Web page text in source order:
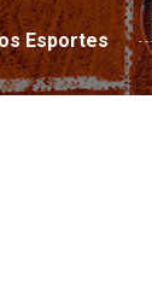
Esportes